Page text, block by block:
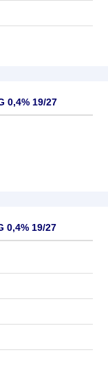
0,4% 19/27
0,4% 19/27